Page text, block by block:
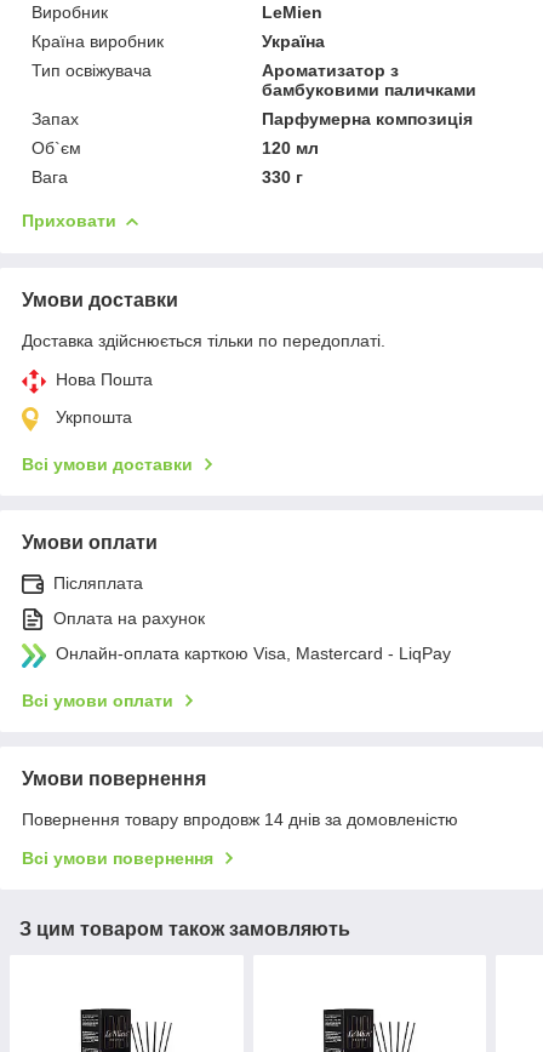
Виробник
LeMien
Країна виробник
Україна
Тип освіжувача
Ароматизатор з
бамбуковими паличками
Запах
Парфумерна композиція
Об`єм
120 мл
Вага
330 г
Приховати
Умови доставки
Доставка здійснюється тільки по передоплаті.
Нова Пошта
Укрпошта
Всі умови доставки
Умови оплати
Післяплата
Оплата на рахунок
Онлайн-оплата карткою Visa, Mastercard - LiqPay
Всі умови оплати
Умови повернення
Повернення товару впродовж 14 днів за домовленістю
Всі умови повернення
З цим товаром також замовляють